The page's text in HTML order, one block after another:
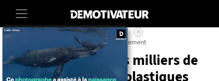
Animaux Environnement
Une île de plusieurs milliers de
×